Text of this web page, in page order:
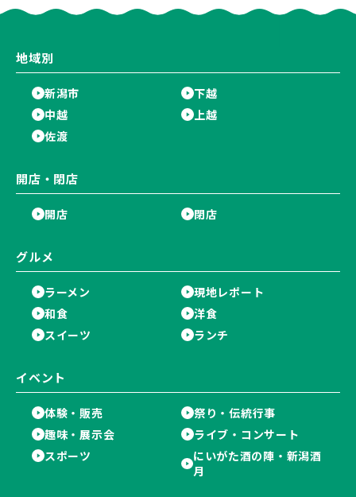
♪
地域別
新潟市
下越
中越
上越
佐渡
開店・閉店
開店 閉店
グルメ
ラーメン
現地レポート
和食
洋食
スイーツ
ランチ
イベント
体験・販売
祭り・伝統行事
趣味・展示会
ライブ・コンサート
スポーツ
にいがた酒の陣・新潟酒
月